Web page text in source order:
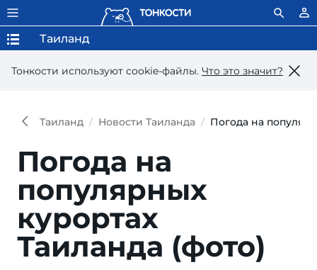
Тонкости используют сookie-файлы. Что это значит?
Таиланд
Таиланд Новости Таиланда Погода на
Погода на
популярных
курортах
Таиланда (фото)